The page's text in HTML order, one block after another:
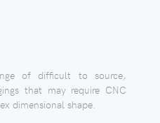
of difficult to source,
that may require CNC
dimensional shape.